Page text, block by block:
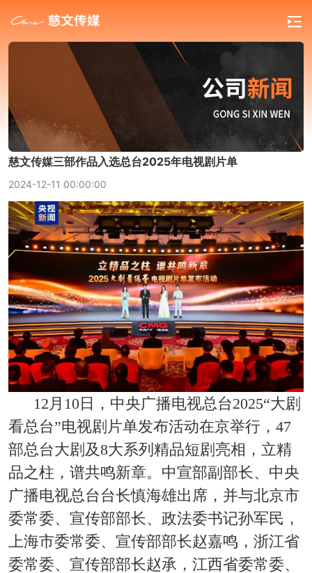
慈文传媒三部作品入选总台2025年电视剧片单
2024-12-11 00:00:00
12月10日，中央广播电视总台2025“大剧
看总台”电视剧片单发布活动在京举行，47
部总台大剧及8大系列精品短剧亮相，立精
品之柱，谱共鸣新章。中宣部副部长、中央
广播电视总台台长慎海雄出席，并与北京市
委常委、宣传部部长、政法委书记孙军民，
上海市委常委、宣传部部长赵嘉鸣，浙江省
委常委、宣传部部长赵承，江西省委常委、